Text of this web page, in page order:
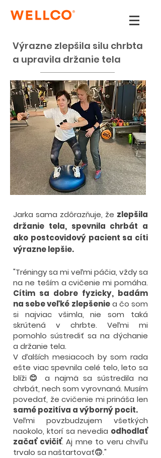
Výrazne zlepšila silu chrbta
a upravila držanie tela
Jarka sama zdôrazňuje, že zlepšila
držanie tela, spevnila chrbát a
ako postcovidový pacient sa cíti
výrazne lepšie.
"Tréningy sa mi veľmi páčia, vždy sa
na ne teším a cvičenie mi pomáha.
Cítim sa dobre fyzicky, badám
na sebe veľké zlepšeniea čo som
si najviac všimla, nie som taká
skrútená v chrbte. Veľmi mi
pomohlo sústrediť sa na dýchanie
a držanie tela.
V ďalších mesiacoch by som rada
ešte viac spevnila celé telo, leto sa
blíži😊 a najmä sa sústredila na
chrbát, nech som vyrovnaná. Musím
povedať, že cvičenie mi prináša len
samé pozitíva a výborný pocit.
Veľmi povzbudzujem všetkých
naokolo, ktorí sa nevedia odhodlať
začať cvičiť. Aj mne to veru chvíľu
trvalo sa naštartovať🙃."